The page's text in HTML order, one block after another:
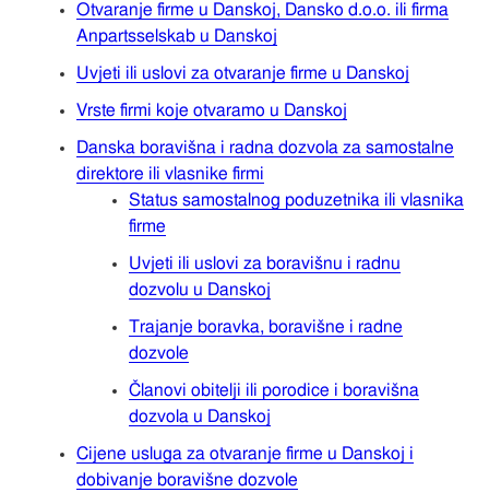
Otvaranje firme u Danskoj, Dansko d.o.o. ili firma
Anpartsselskab u Danskoj
Uvjeti ili uslovi za otvaranje firme u Danskoj
Vrste firmi koje otvaramo u Danskoj
Danska boravišna i radna dozvola za samostalne
direktore ili vlasnike firmi
Status samostalnog poduzetnika ili vlasnika
firme
Uvjeti ili uslovi za boravišnu i radnu
dozvolu u Danskoj
Trajanje boravka, boravišne i radne
dozvole
Članovi obitelji ili porodice i boravišna
dozvola u Danskoj
Cijene usluga za otvaranje firme u Danskoj i
dobivanje boravišne dozvole